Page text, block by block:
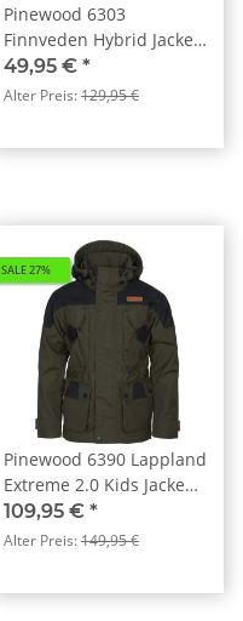
Pinewood 6303
Finnveden Hybrid Jacke
Kids Dark Dive (349)
49,95 € *
Alter Preis:129,95 €
SALE 27%
Pinewood 6390 Lappland
Extreme 2.0 Kids Jacke
Moosgrün/ Schwarz (153)
109,95 € *
Alter Preis:149,95 €